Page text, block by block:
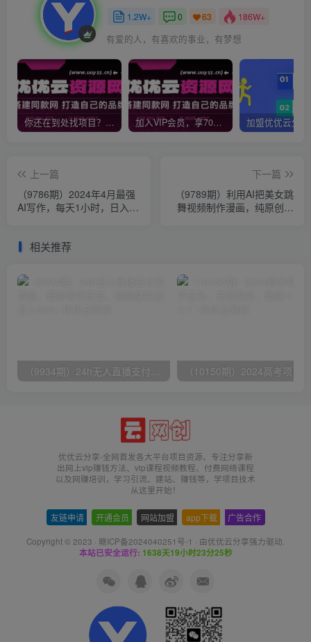
1.2W+ 0 63 186W+
有爱的人，有喜欢的事业，有梦想
你还在到处找项目？还在当韭菜？我靠网创资源站一个月收入5万+，曾经我也是个失败者。 加入VIP会员，享70%的推广提成，免费学习多种网上创业课程，菜鸟秒变大神！
上一篇
（9786期）2024年4月最强
AI写作，每天1小时，日入
下一篇
（9789期）利用AI把美女跳
舞视频制作漫画，纯原创，
相关推荐
（9934期）24h无人直播支付宝项目，最新带货玩法，纯躺赚实测日入500+
优优云分享-全网首发各大平台项目资源、专注分享新
出网上vip赚钱方法、vip课程视频教程、付费网络课程
以及网赚培训，学习引流、建站、赚钱等，学项目技术
从这里开始！
友链申请 开通会员 网站加盟 app下载 广告合作
Copyright © 2023 · 赣ICP备2024040251号-1 · 由优优云分享强力驱动.
本站已安全运行: 1638天19小时23分26秒